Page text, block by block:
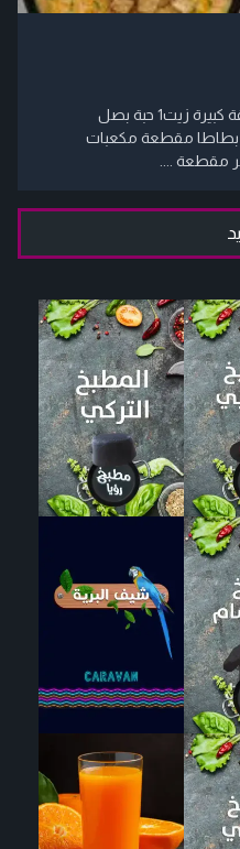
المقادير:2 ملعقة كبيرة زبدة2 ملعقة كبيرة زيت1 حبة بصل
حبات ثوم مفرومة2 حبة بطاطا مقطعة مكعبات